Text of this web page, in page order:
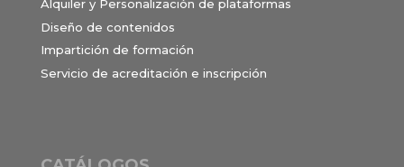
Alquiler y Personalización de plataformas
Diseño de contenidos
Impartición de formación
Servicio de acreditación e inscripción